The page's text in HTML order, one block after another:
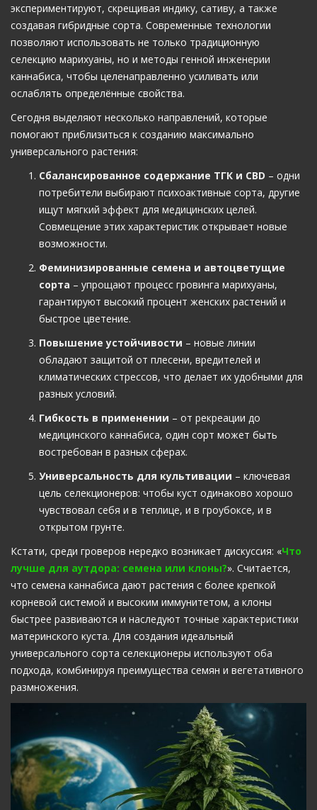
экспериментируют, скрещивая индику, сативу, а также
создавая гибридные сорта. Современные технологии
позволяют использовать не только традиционную
селекцию марихуаны, но и методы генной инженерии
каннабиса, чтобы целенаправленно усиливать или
ослаблять определённые свойства.
Сегодня выделяют несколько направлений, которые
помогают приблизиться к созданию максимально
универсального растения:
Сбалансированное содержание ТГК и CBD – одни
потребители выбирают психоактивные сорта, другие
ищут мягкий эффект для медицинских целей.
Совмещение этих характеристик открывает новые
возможности.
Феминизированные семена и автоцветущие
сорта – упрощают процесс гровинга марихуаны,
гарантируют высокий процент женских растений и
быстрое цветение.
Повышение устойчивости – новые линии
обладают защитой от плесени, вредителей и
климатических стрессов, что делает их удобными для
разных условий.
Гибкость в применении – от рекреации до
медицинского каннабиса, один сорт может быть
востребован в разных сферах.
Универсальность для культивации – ключевая
цель селекционеров: чтобы куст одинаково хорошо
чувствовал себя и в теплице, и в гроубоксе, и в
открытом грунте.
Кстати, среди гроверов нередко возникает дискуссия: «Что
лучше для аутдора: семена или клоны?». Считается,
что семена каннабиса дают растения с более крепкой
корневой системой и высоким иммунитетом, а клоны
быстрее развиваются и наследуют точные характеристики
материнского куста. Для создания идеальный
универсального сорта селекционеры используют оба
подхода, комбинируя преимущества семян и вегетативного
размножения.